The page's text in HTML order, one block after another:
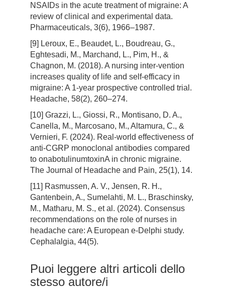
NSAIDs in the acute treatment of migraine: A
review of clinical and experimental data.
Pharmaceuticals, 3(6), 1966–1987.
[9] Leroux, E., Beaudet, L., Boudreau, G.,
Eghtesadi, M., Marchand, L., Pim, H., &
Chagnon, M. (2018). A nursing inter-vention
increases quality of life and self-efficacy in
migraine: A 1-year prospective controlled trial.
Headache, 58(2), 260–274.
[10] Grazzi, L., Giossi, R., Montisano, D. A.,
Canella, M., Marcosano, M., Altamura, C., &
Vernieri, F. (2024). Real-world effectiveness of
anti-CGRP monoclonal antibodies compared
to onabotulinumtoxinA in chronic migraine.
The Journal of Headache and Pain, 25(1), 14.
[11] Rasmussen, A. V., Jensen, R. H.,
Gantenbein, A., Sumelahti, M. L., Braschinsky,
M., Matharu, M. S., et al. (2024). Consensus
recommendations on the role of nurses in
headache care: A European e-Delphi study.
Cephalalgia, 44(5).
Puoi leggere altri articoli dello
stesso autore/i